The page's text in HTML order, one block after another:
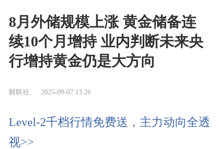
8月外储规模上涨 黄金储备连
续10个月增持 业内判断未来央
行增持黄金仍是大方向
财联社 2025-09-07 13:26
Level-2千档行情免费送，主力动向全透
视>>